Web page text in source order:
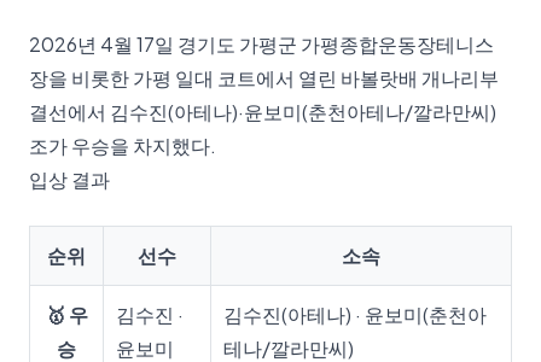
2026년 4월 17일 경기도 가평군 가평종합운동장테니스
장을 비롯한 가평 일대 코트에서 열린 바볼랏배 개나리부
결선에서 김수진(아테나)·윤보미(춘천아테나/깔라만씨)
조가 우승을 차지했다.
입상 결과
순위 선수 소속
🥇 우
승
김수진 ·
윤보미
김수진(아테나) · 윤보미(춘천아
테나/깔라만씨)